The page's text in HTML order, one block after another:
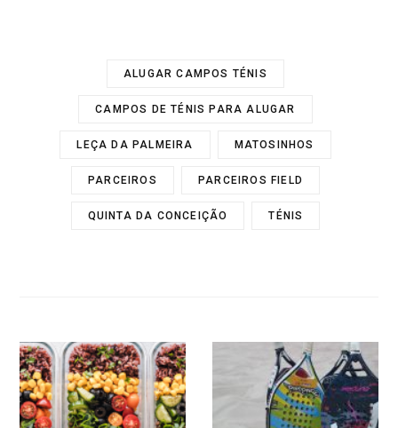
ALUGAR CAMPOS TÉNIS
CAMPOS DE TÉNIS PARA ALUGAR
LEÇA DA PALMEIRA MATOSINHOS
PARCEIROS PARCEIROS FIELD
QUINTA DA CONCEIÇÃO TÉNIS